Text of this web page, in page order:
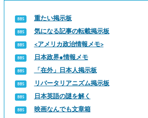
重たい掲示板
気になる記事の転載掲示板
<アメリカ政治情報メモ>
日本政界●情報メモ
「在外」日本人掲示板
リバータリアニズム掲示板
日本英語の謎を解く
映画なんでも文章箱